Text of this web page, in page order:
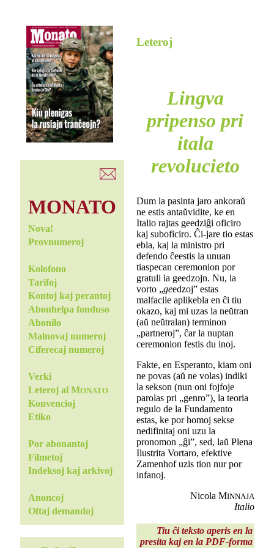
MONATO
Nova!
Provnumeroj
Kolofono
Tarifoj
Kontoj kaj perantoj
Abonhelpa fonduso
Abonilo
Malnovaj numeroj
Ciferecaj numeroj
Verki
Leteroj al MONATO
Konvencioj
Etiko
Por abonantoj
Filmetoj
Indeksoj kaj arkivoj
Anoncoj
Oftaj demandoj
Leteroj
Lingva
pripenso pri
itala
revolucieto
Dum la pasinta jaro ankoraŭ
ne estis antaŭvidite, ke en
Italio rajtas geedziĝi oficiro
kaj suboficiro. Ĉi-jare tio estas
ebla, kaj la ministro pri
defendo ĉeestis la unuan
tiaspecan ceremonion por
gratuli la geedzojn. Nu, la
vorto „geedzoj” estas
malfacile aplikebla en ĉi tiu
okazo, kaj mi uzas la neŭtran
(aŭ neŭtralan) terminon
„partneroj”, ĉar la nuptan
ceremonion festis du inoj.
Fakte, en Esperanto, kiam oni
ne povas (aŭ ne volas) indiki
la sekson (nun oni fojfoje
parolas pri „genro”), la teoria
regulo de la Fundamento
estas, ke por homoj sekse
nedifinitaj oni uzu la
pronomon „ĝi”, sed, laŭ Plena
Ilustrita Vortaro, efektive
Zamenhof uzis tion nur por
infanoj.
Nicola MINNAJA
Italio
Tiu ĉi teksto aperis en la
presita kaj en la PDF-forma